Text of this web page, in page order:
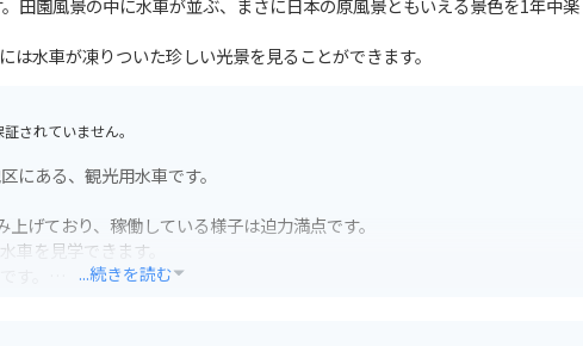
田園風景の中に水車が並ぶ、まさに日本の原風景ともいえる景色を1年中
水車が凍りついた珍しい光景を見ることができます。
されていません。
にある、観光用水車です。
げており、稼働している様子は迫力満点です。
車を見学できます。
...続きを読む